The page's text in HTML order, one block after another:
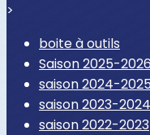
>
boite à outils
Saison 2025-2026
saison 2024-
saison 2023-2024
saison 2022-2023